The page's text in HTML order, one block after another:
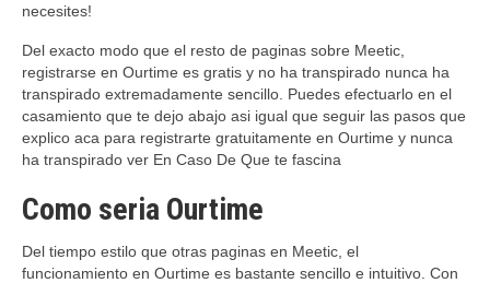
necesites!
Del exacto modo que el resto de paginas sobre Meetic,
registrarse en Ourtime es gratis y no ha transpirado nunca ha
transpirado extremadamente sencillo. Puedes efectuarlo en el
casamiento que te dejo abajo asi­ igual que seguir las pasos que
explico aca para registrarte gratuitamente en Ourtime y nunca
ha transpirado ver En Caso De Que te fascina
Como seri­a Ourtime
Del tiempo estilo que otras paginas en Meetic, el
funcionamiento en Ourtime es bastante sencillo e intuitivo. Con